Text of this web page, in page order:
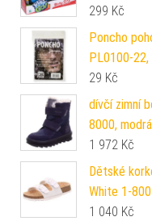
299 Kč
Poncho
PL0100-22,
29 Kč
dívčí zimní
8000,
1 972 Kč
Dětské
White 1-
1 040 Kč